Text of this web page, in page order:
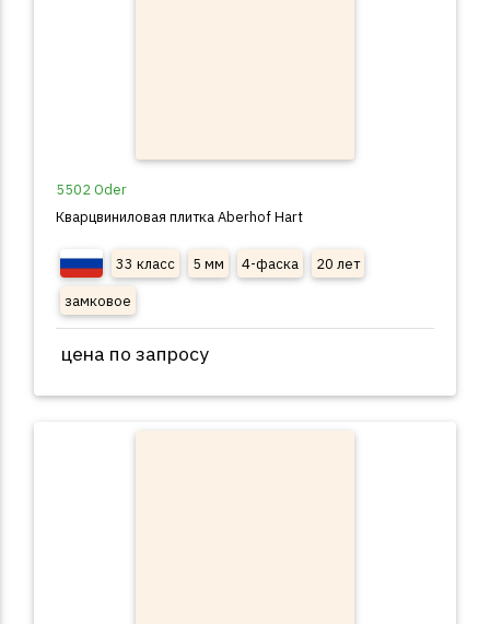
5502 Oder
Кварцвиниловая плитка Aberhof Hart
33 класс 5 мм 4-фаска
20 лет
замковое
цена по запросу